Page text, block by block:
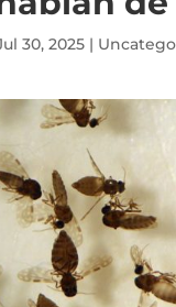
30, 2025|